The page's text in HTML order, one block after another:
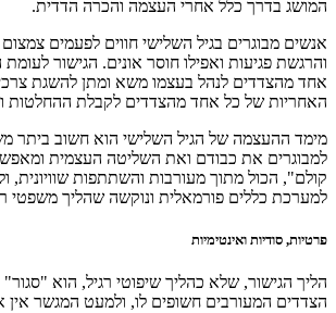
המושג בדרך כלל אחרי העצמה והכרה הדדית.
אנשים מבוגרים בגיל השלישי חווים לפעמים צמצום
והרגשת פגיעות ואפילו חוסר אונים. הגישור
אחד מהצדדים לנהל בעצמו משא ומתן להשגת
האחריות של כל אחד מהצדדים לקבלת ההחלטות
מימד ההעצמה של הגיל השלישי הוא חשוב ביתר
למבוגרים את כבודם ואת השליטה העצמית
קולם", הכול מתוך מעורבות והשתתפות שוויונית,
למערכת כללים פורמאלית ונוקשה שהליך משפטי
פרטיות, סודיות ואינטימיות
הליך הגישור, שלא כהליך שיפוטי רגיל, הוא
הצדדים המעורבים חשופים לו, ולמעט המגשר אין